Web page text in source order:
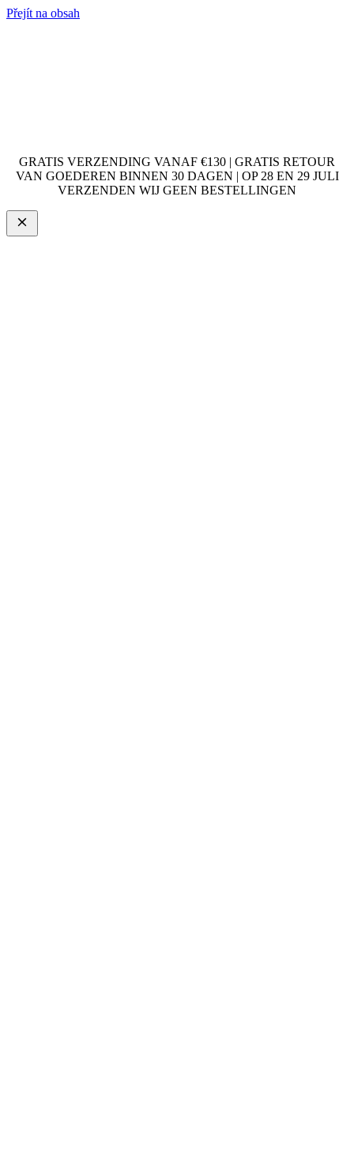
Přejít na obsah
GRATIS VERZENDING VANAF €130 | GRATIS RETOUR
VAN GOEDEREN BINNEN 30 DAGEN | OP 28 EN 29 JULI
VERZENDEN WIJ GEEN BESTELLINGEN